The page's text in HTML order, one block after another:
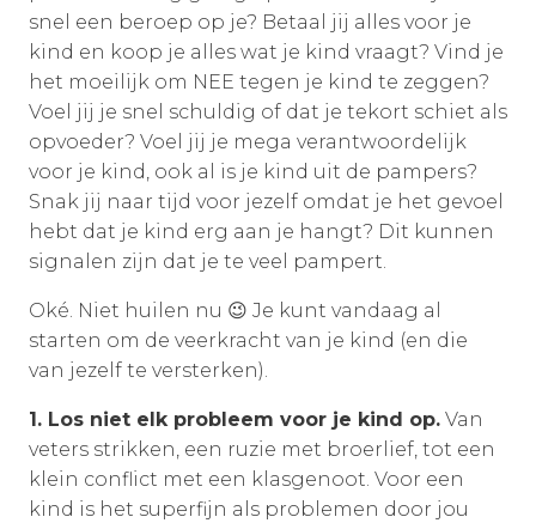
snel een beroep op je? Betaal jij alles voor je
kind en koop je alles wat je kind vraagt? Vind je
het moeilijk om NEE tegen je kind te zeggen?
Voel jij je snel schuldig of dat je tekort schiet als
opvoeder? Voel jij je mega verantwoordelijk
voor je kind, ook al is je kind uit de pampers?
Snak jij naar tijd voor jezelf omdat je het gevoel
hebt dat je kind erg aan je hangt? Dit kunnen
signalen zijn dat je te veel pampert.
Oké. Niet huilen nu 😉 Je kunt vandaag al
starten om de veerkracht van je kind (en die
van jezelf te versterken).
1. Los niet elk probleem voor je kind op. Van
veters strikken, een ruzie met broerlief, tot een
klein conflict met een klasgenoot. Voor een
kind is het superfijn als problemen door jou